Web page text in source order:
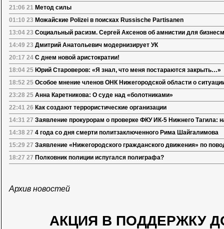
21:06 21 Метод силы
01:10 23 Можайские Polizei в поисках Russische Partisanen
13:04 23 Социальный расизм. Сергей Аксенов об амнистии для
14:49 23 Дмитрий Анатольевич модернизирует УК
20:17 24 С днем новой аристократии!
18:04 25 Юрий Староверов: «Я знал, что меня постараются закрыть…»
18:52 25 Особое мнение членов ОНК Нижегородской области о
23:28 25 Анна Каретникова: О суде над «болотниками»
22:41 26 Как создают террористические организации
14:31 27 Заявление прокурорам о проверке ФКУ ИК-5 Нижнего Тагила:
14:38 27 4 года со дня смерти политзаключенного Рима Шайгалимова
15:29 27 Заявление «Нижегородского гражданского движения» по
18:27 27 Полковник полиции испугался полиграфа?
Архив новостей
АКЦИЯ В ПОДДЕРЖКУ